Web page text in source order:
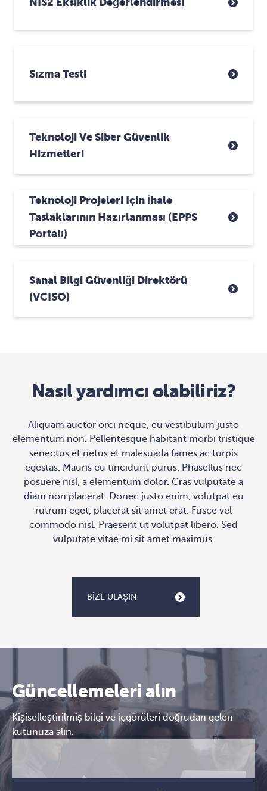
Sızma Testi
Teknoloji Ve Siber Güvenlik
Hizmetleri
Teknoloji Projeleri Için İhale
Taslaklarının Hazırlanması (ePPS
Portalı)
Sanal Bilgi Güvenliği Direktörü
(vCISO)
Nasıl yardımcı olabiliriz?
Aliquam auctor orci neque, eu vestibulum justo
elementum non. Pellentesque habitant morbi tristique
senectus et netus et malesuada fames ac turpis
egestas. Mauris eu tincidunt purus. Phasellus nec
posuere nisl, a elementum dolor. Cras vulputate a
diam non placerat. Donec justo enim, volutpat eu
rutrum eget, placerat sit amet erat. Fusce vel
commodo nisl. Praesent ut volutpat libero. Sed
vulputate vitae mi sit amet maximus.
BIZE ULAŞIN
Güncellemeleri alın
Kişiselleştirilmiş bilgi ve içgörüleri doğrudan gelen
kutunuza alın.
posta